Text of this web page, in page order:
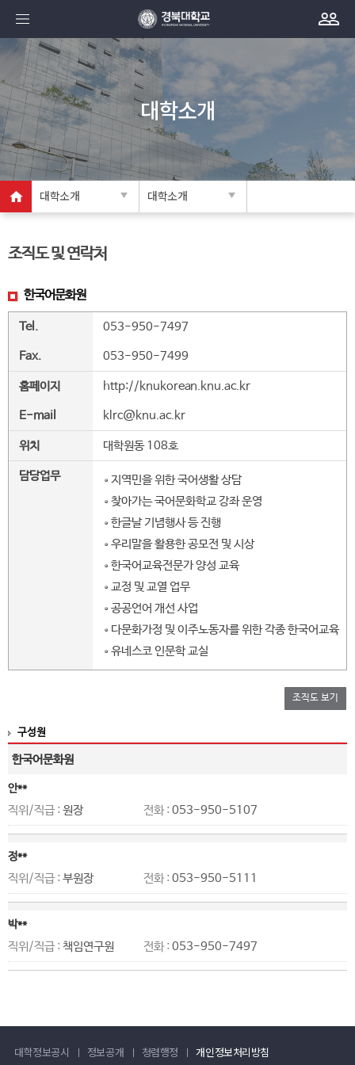
대학소개
대학소개 대학소개
조직도 및 연락처
한국어문화원
Tel. 053-950-7497
Fax. 053-950-7499
홈페이지 http://knukorean.knu.ac.kr
E-mail klrc@knu.ac.kr
위치 대학원동 108호
담당업무
지역민을 위한 국어생활 상담
찾아가는 국어문화학교 강좌 운영
한글날 기념행사 등 진행
우리말을 활용한 공모전 및 시상
한국어교육전문가 양성 교육
교정 및 교열 업무
공공언어 개선 사업
다문화가정 및 이주노동자를 위한 각종 한국어교육
유네스코 인문학 교실
조직도 보기
구성원
한국어문화원
안**
직위/직급 :원장 전화 :053-950-5107
정**
직위/직급 :부원장 전화 :053-950-5111
박**
직위/직급 :책임연구원 전화 :053-950-7497
대학정보공시 정보공개 청렴행정 개인정보처리방침